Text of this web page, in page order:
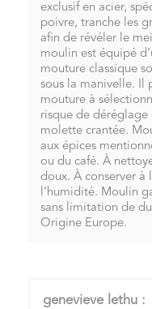
exclusif en acier,
poivre, tranche les
afin de révéler le
moulin est équipé
mouture classique
sous la manivelle. Il
mouture à
risque de déréglage
molette crantée.
aux épices
ou du café. À
doux. À conserver à
l’humidité. Moulin
sans limitation de
Origine Europe.
genevieve lethu :